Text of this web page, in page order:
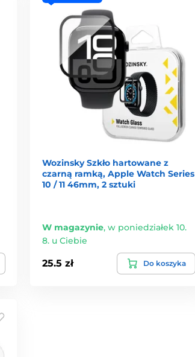
Wozinsky Szkło hartowane z
czarną ramką, Apple Watch Series
10 / 11 46mm, 2 sztuki
W magazynie, w poniedziałek 10.
8. u Ciebie
25.5 zł Do koszyka